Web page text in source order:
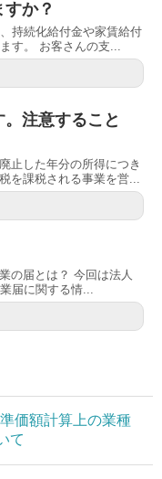
か？
持続化給付金や家賃給付
す。 お客さんの支...
注意すること
止した年分の所得につき
課税される事業を営...
の届とは？ 今回は法人
届に関する情...
価額計算上の業種
て